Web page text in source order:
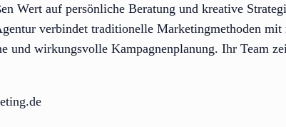
Wert auf persönliche Beratung und kreative
verbindet traditionelle Marketingmethoden mit
und wirkungsvolle Kampagnenplanung. Ihr Team